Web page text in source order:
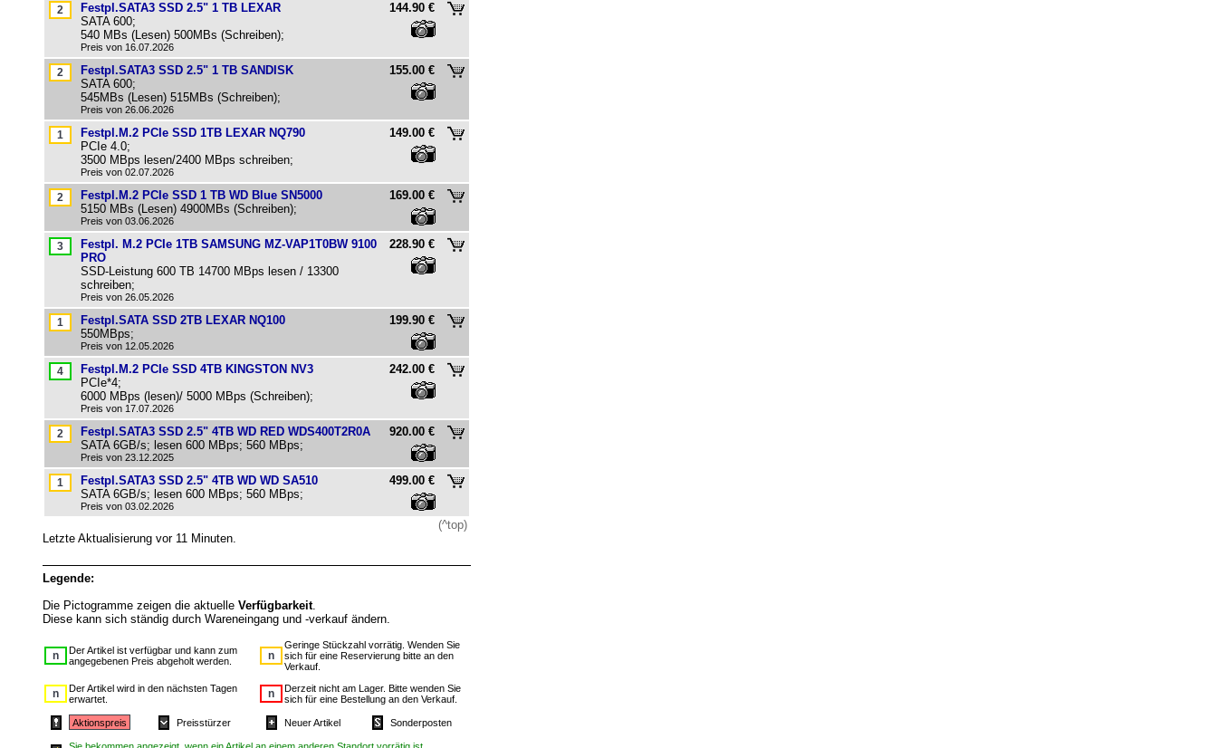
Festpl.SATA3 SSD 2.5" 1 TB LEXAR
SATA 600;
540 MBs (Lesen) 500MBs (Schreiben);
Preis von 16.07.2026
144.90 €
Festpl.SATA3 SSD 2.5" 1 TB SANDISK
SATA 600;
545MBs (Lesen) 515MBs (Schreiben);
Preis von 26.06.2026
155.00 €
Festpl.M.2 PCIe SSD 1TB LEXAR NQ790
PCIe 4.0;
3500 MBps lesen/2400 MBps schreiben;
Preis von 02.07.2026
149.00 €
Festpl.M.2 PCIe SSD 1 TB WD Blue SN5000
5150 MBs (Lesen) 4900MBs (Schreiben);
Preis von 03.06.2026
169.00 €
Festpl. M.2 PCIe 1TB SAMSUNG MZ-VAP1T0BW 9100
PRO
SSD-Leistung 600 TB 14700 MBps lesen / 13300
schreiben;
Preis von 26.05.2026
228.90 €
Festpl.SATA SSD 2TB LEXAR NQ100
550MBps;
Preis von 12.05.2026
199.90 €
Festpl.M.2 PCIe SSD 4TB KINGSTON NV3
PCIe*4;
6000 MBps (lesen)/ 5000 MBps (Schreiben);
Preis von 17.07.2026
242.00 €
Festpl.SATA3 SSD 2.5" 4TB WD RED WDS400T2R0A
SATA 6GB/s; lesen 600 MBps; 560 MBps;
Preis von 23.12.2025
920.00 €
Festpl.SATA3 SSD 2.5" 4TB WD WD SA510
SATA 6GB/s; lesen 600 MBps; 560 MBps;
Preis von 03.02.2026
499.00 €
(^top)
Letzte Aktualisierung vor 11 Minuten.
Legende:
Die Pictogramme zeigen die aktuelle Verfügbarkeit.
Diese kann sich ständig durch Wareneingang und -verkauf ändern.
Der Artikel ist verfügbar und kann zum
angegebenen Preis abgeholt werden.
Geringe Stückzahl vorrätig. Wenden Sie
sich für eine Reservierung bitte an den
Verkauf.
Der Artikel wird in den nächsten Tagen
erwartet.
Derzeit nicht am Lager. Bitte wenden Sie
sich für eine Bestellung an den Verkauf.
Aktionspreis Preisstürzer Neuer Artikel Sonderposten